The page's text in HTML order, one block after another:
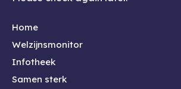
Hoofdnavigatie
Home
Welzijnsmonitor
Infotheek
Samen sterk